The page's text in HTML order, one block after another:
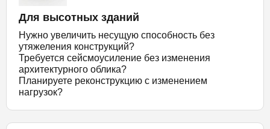
Для высотных зданий
Нужно увеличить несущую способность без
утяжеления конструкций?
Требуется сейсмоусиление без изменения
архитектурного облика?
Планируете реконструкцию с изменением
нагрузок?